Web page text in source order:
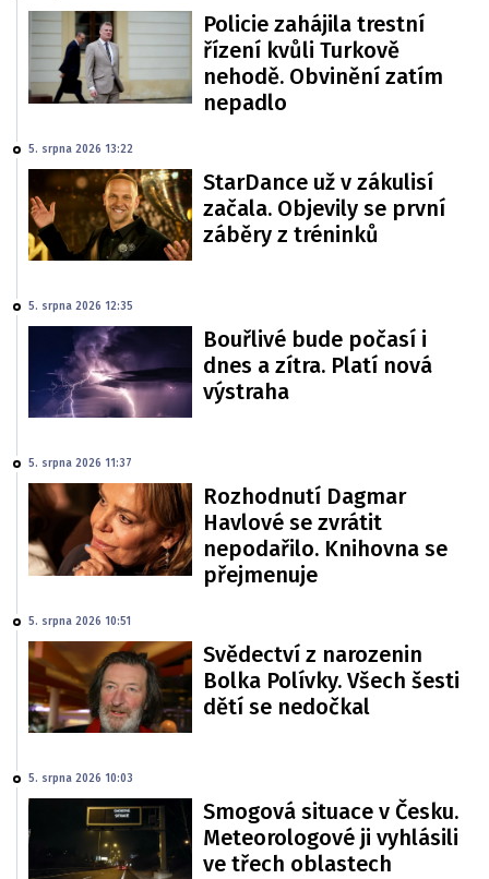
Policie zahájila trestní
řízení kvůli Turkově
nehodě. Obvinění zatím
nepadlo
5. srpna 2026 13:22
StarDance už v zákulisí
začala. Objevily se první
záběry z tréninků
5. srpna 2026 12:35
Bouřlivé bude počasí i
dnes a zítra. Platí nová
výstraha
5. srpna 2026 11:37
Rozhodnutí Dagmar
Havlové se zvrátit
nepodařilo. Knihovna se
přejmenuje
5. srpna 2026 10:51
Svědectví z narozenin
Bolka Polívky. Všech šesti
dětí se nedočkal
5. srpna 2026 10:03
Smogová situace v Česku.
Meteorologové ji vyhlásili
ve třech oblastech